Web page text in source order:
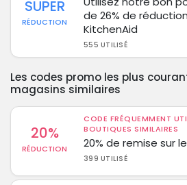
SUPER
RÉDUCTION
de 26% de
KitchenAid
555 UTILISÉ
Les codes promo les plus
magasins similaires
20%
RÉDUCTION
CODE FRÉQUEMMENT
BOUTIQUES SIMILAIRES
20% de remise sur
399 UTILISÉ